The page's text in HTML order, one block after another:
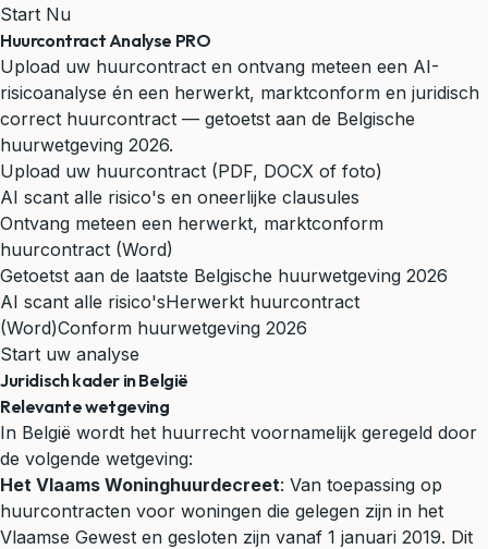
Start Nu
Huurcontract Analyse PRO
Upload uw huurcontract en ontvang meteen een AI-
risicoanalyse én een herwerkt, marktconform en juridisch
correct huurcontract — getoetst aan de Belgische
huurwetgeving 2026.
Upload uw huurcontract (PDF, DOCX of foto)
AI scant alle risico's en oneerlijke clausules
Ontvang meteen een herwerkt, marktconform
huurcontract (Word)
Getoetst aan de laatste Belgische huurwetgeving 2026
AI scant alle risico'sHerwerkt huurcontract
(Word)Conform huurwetgeving 2026
Start uw analyse
Juridisch kader in België
Relevante wetgeving
In België wordt het huurrecht voornamelijk geregeld door
de volgende wetgeving:
Het Vlaams Woninghuurdecreet: Van toepassing op
huurcontracten voor woningen die gelegen zijn in het
Vlaamse Gewest en gesloten zijn vanaf 1 januari 2019. Dit